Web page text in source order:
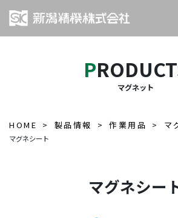
マグネット
HOME 製品情報 作業用品 マ
マグネシート
マグネシー